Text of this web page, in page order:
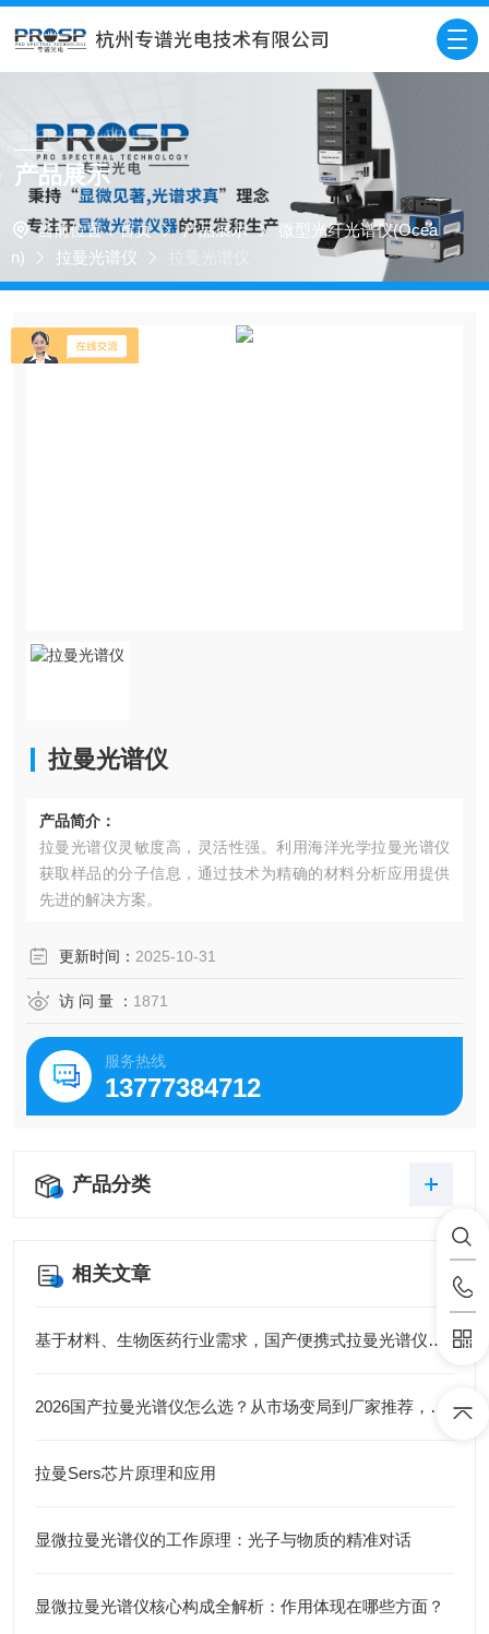
PRODUCTS CENTER
产品展示
当前位置：首页 产品展示
微型光纤光谱仪(Ocea
n)
拉曼光谱仪
拉曼光谱仪
产品简介：
拉曼光谱仪灵敏度高，灵活性强。利用海洋光学拉曼光谱仪
获取样品的分子信息，通过技术为精确的材料分析应用提供
先进的解决方案。
更新时间： 2025-10-31
访 问 量 ： 1871
服务热线
13777384712
产品分类
相关文章
基于材料、生物医药行业需求，国产便携式拉曼光谱仪厂商筛选与选型参考
2026国产拉曼光谱仪怎么选？从市场变局到厂家推荐，这篇讲透
拉曼Sers芯片原理和应用
显微拉曼光谱仪的工作原理：光子与物质的精准对话
显微拉曼光谱仪核心构成全解析：作用体现在哪些方面？